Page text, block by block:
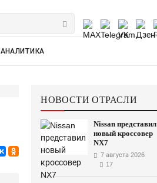
АНАЛИТИКА
НОВОСТИ ОТРАСЛИ
Nissan представил
новый кроссовер
NX7
7 августа 2026
17